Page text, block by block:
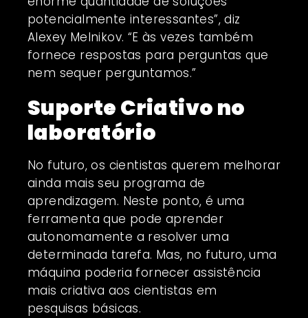
potencialmente interessantes”, diz
Alexey Melnikov. “E às vezes também
fornece respostas para perguntas que
nem sequer perguntamos.”
Suporte Criativo no
laboratório
No futuro, os cientistas querem melhorar
ainda mais seu programa de
aprendizagem. Neste ponto, é uma
ferramenta que pode aprender
autonomamente a resolver uma
determinada tarefa. Mas, no futuro, uma
máquina poderia fornecer assistência
mais criativa aos cientistas em
pesquisas básicas.